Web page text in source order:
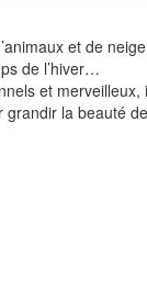
et de
de l’hiver…
et
la beauté